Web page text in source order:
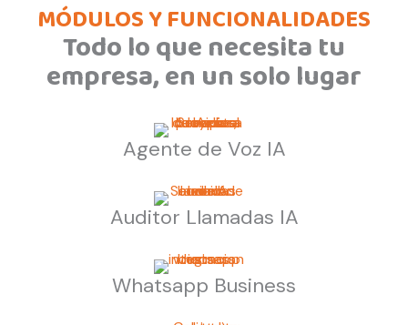
MÓDULOS Y FUNCIONALIDADES
Todo lo que necesita tu
empresa, en un solo lugar
Agente de Voz IA
Auditor Llamadas IA
Whatsapp Business